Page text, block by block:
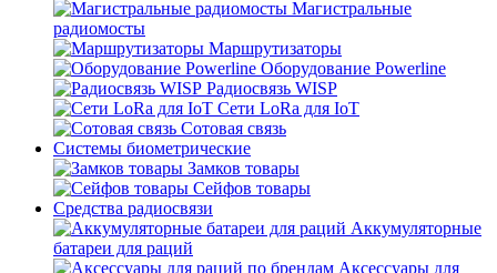
Магистральные
радиомосты
Маршрутизаторы
Оборудование Powerline
Радиосвязь WISP
Сети LoRa для IoT
Сотовая связь
Системы биометрические
Замков товары
Сейфов товары
Средства радиосвязи
Аккумуляторные
батареи для раций
Аксессуары для